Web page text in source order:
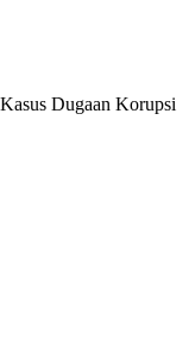
Dugaan Korupsi